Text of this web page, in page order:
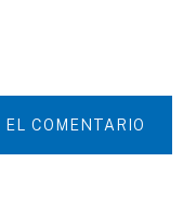
EL COMENTARIO